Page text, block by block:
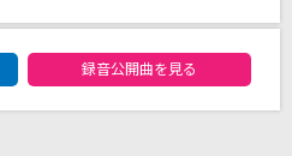
んアニメバージョン)
録音公開曲を見る